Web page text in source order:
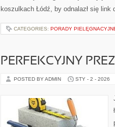
koszulkach Łódź, by odnalazł się
CATEGORIES: PORADY
PERFEKCYJNY
POSTED BY ADMIN STY - 2 - 2026